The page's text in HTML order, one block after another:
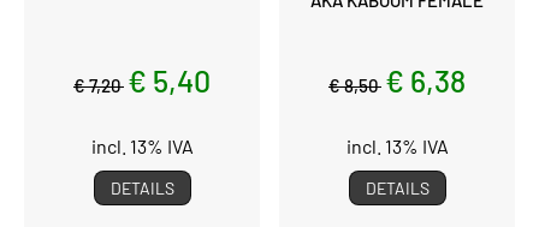
€ 7,20 € 5,40
incl. 13% IVA
DETAILS
€ 8,50 € 6,38
incl. 13% IVA
DETAILS